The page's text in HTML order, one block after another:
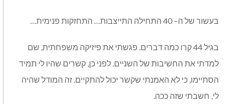
בעשור של ה– 40 התחילה התייצבות… התחזקות פנימית…
בגיל קרו כמה דברים. פגשתי את פיזיקה משפחתית, שם
למדתי את החשיבות של השניים. לפני כן, קשרים שהיו לי תמיד
הסתיימו, כי לא האמנתי שקשר יכול להתקיים. זה המודל שהיה
לי, חשבתי שזה ככה.